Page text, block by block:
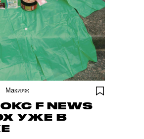
Макияж
F NEWS
УЖЕ В